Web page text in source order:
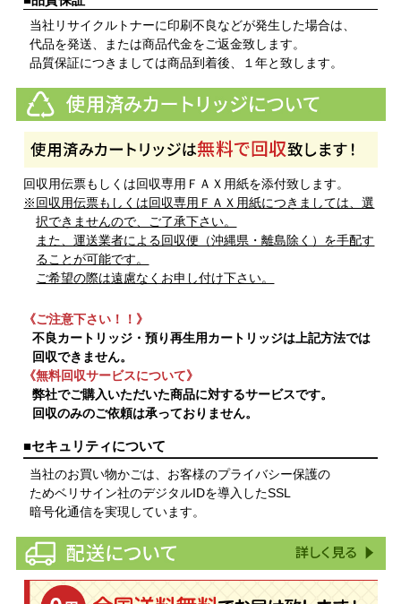
当社リサイクルトナーに印刷不良などが発生した場合は、
代品を発送、または商品代金をご返金致します。
品質保証につきましては商品到着後、１年と致します。
回収用伝票もしくは回収専用ＦＡＸ用紙を添付致します。
※回収用伝票もしくは回収専用ＦＡＸ用紙につきましては、選
択できませんので、ご了承下さい。
また、運送業者による回収便（沖縄県・離島除く）を手配す
ることが可能です。
ご希望の際は遠慮なくお申し付け下さい。
《ご注意下さい！！》
不良カートリッジ・預り再生用カートリッジは上記方法では
回収できません。
《無料回収サービスについて》
弊社でご購入いただいた商品に対するサービスです。
回収のみのご依頼は承っておりません。
■セキュリティについて
当社のお買い物かごは、お客様のプライバシー保護の
ためベリサイン社のデジタルIDを導入したSSL
暗号化通信を実現しています。